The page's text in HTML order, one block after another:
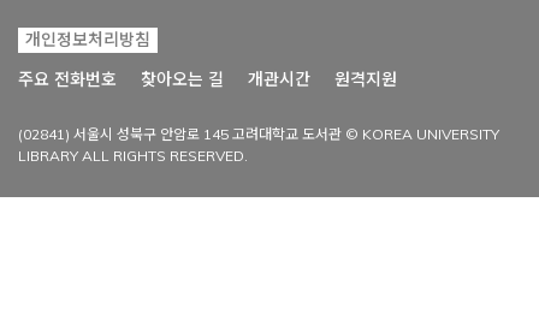
개인정보처리방침
주요 전화번호
찾아오는 길 개관시간 원격지원
(02841) 서울시 성북구 안암로 145 고려대학교 도서관 © KOREA UNIVERSITY
LIBRARY ALL RIGHTS RESERVED.